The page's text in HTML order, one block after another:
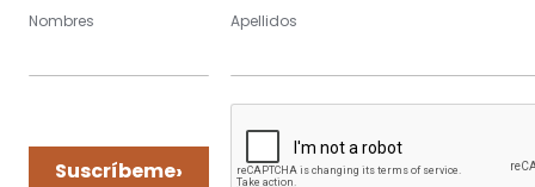
Nombres Apellidos
Suscríbeme›